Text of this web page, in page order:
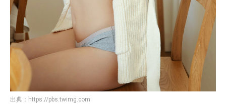
出典： https://pbs.twimg.com